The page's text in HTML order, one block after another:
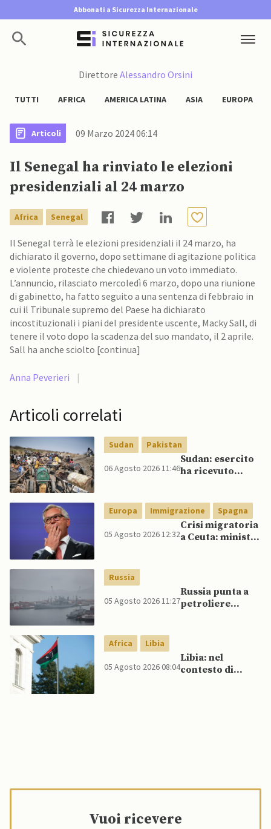
Abbonati a Sicurezza Internazionale
Direttore Alessandro Orsini
TUTTI AFRICA AMERICA LATINA ASIA EUROPA
Articoli 09 Marzo 2024 06:14
Il Senegal ha rinviato le elezioni
presidenziali al 24 marzo
Africa Senegal
Il Senegal terrà le elezioni presidenziali il 24 marzo, ha
dichiarato il governo, dopo settimane di agitazione politica
e violente proteste che chiedevano un voto immediato.
L’annuncio, rilasciato mercoledì 6 marzo, dopo una riunione
di gabinetto, ha fatto seguito a una sentenza di febbraio in
cui il Tribunale supremo del Paese ha dichiarato
incostituzionali i piani del presidente uscente, Macky Sall, di
tenere il voto dopo la scadenza del suo mandato, il 2 aprile.
Sall ha anche sciolto [continua]
Anna Peverieri |
Articoli correlati
Sudan Pakistan
06 Agosto 2026 11:46
Sudan: esercito
ha ricevuto
Pakistan
Europa Immigrazione Spagna
05 Agosto 2026 12:32
Crisi migratoria
a Ceuta: ministri
schierano a
sostegno della
Spagna
Russia
05 Agosto 2026 11:27
Russia punta a
petroliere
“flotta ombra”
per aggirare
sanzioni
Africa Libia
05 Agosto 2026 08:04
Libia: nel
contesto di
Vuoi ricevere